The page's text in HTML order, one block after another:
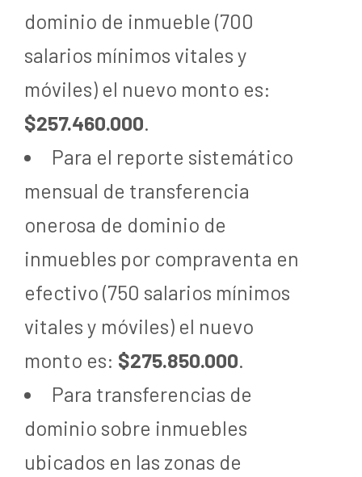
dominio de inmueble (700
salarios mínimos vitales y
móviles) el nuevo monto es:
$257.460.000.
Para el reporte sistemático
mensual de transferencia
onerosa de dominio de
inmuebles por compraventa en
efectivo (750 salarios mínimos
vitales y móviles) el nuevo
monto es: $275.850.000.
Para transferencias de
dominio sobre inmuebles
ubicados en las zonas de